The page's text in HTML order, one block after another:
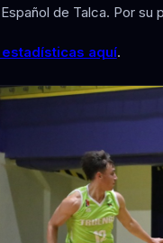
de Talca. Por su
aquí.